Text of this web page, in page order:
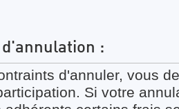
:
d'annuler, vous
Si votre